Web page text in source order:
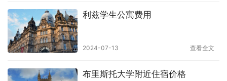
利兹学生公寓费用
2024-07-13 查看全文
布里斯托大学附近住宿价格